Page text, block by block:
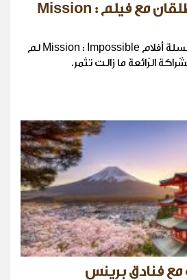
سيّارتا BMW تنطلقان مع فيلم Mission :
التعاون بين BMW وسلسلة أفلام Mission : Impossible لم
الرّائعة ما زالت تثمر.
مع فنادق برينس